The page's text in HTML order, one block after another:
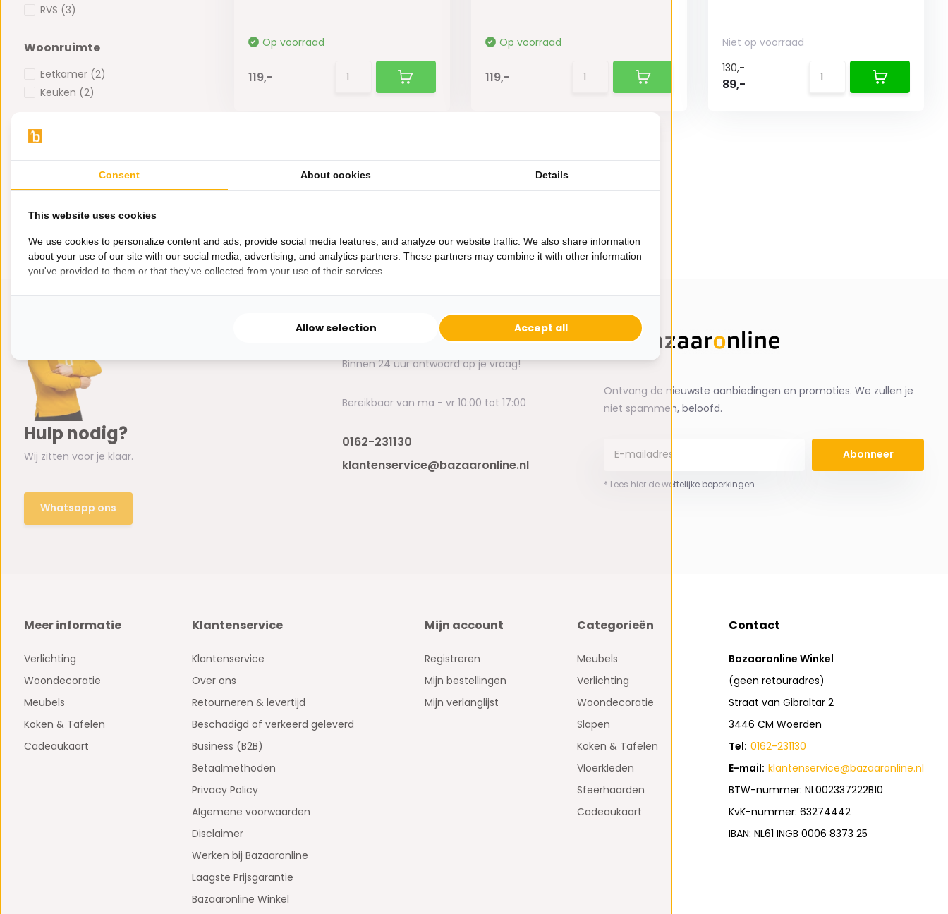
RVS (3)
Woonruimte
Eetkamer (2)
Keuken (2)
Prijs
-
Op voorraad
119,-
Op voorraad
119,-
Niet op voorraad
130,-
89,-
Hulp nodig?
Wij zitten voor je klaar.
Whatsapp ons
Heb je een vraag?
Binnen 24 uur antwoord op je vraag!
Bereikbaar van ma - vr 10:00 tot 17:00
0162-231130
klantenservice@bazaaronline.nl
Ontvang de nieuwste aanbiedingen en promoties. We zullen je
niet spammen, beloofd.
Abonneer
* Lees hier de wettelijke beperkingen
Meer informatie
Verlichting
Woondecoratie
Meubels
Koken & Tafelen
Cadeaukaart
Klantenservice
Klantenservice
Over ons
Retourneren & levertijd
Beschadigd of verkeerd geleverd
Business (B2B)
Betaalmethoden
Privacy Policy
Algemene voorwaarden
Disclaimer
Werken bij Bazaaronline
Laagste Prijsgarantie
Bazaaronline Winkel
Mijn account
Registreren
Mijn bestellingen
Mijn verlanglijst
Categorieën
Meubels
Verlichting
Woondecoratie
Slapen
Koken & Tafelen
Vloerkleden
Sfeerhaarden
Cadeaukaart
Contact
Bazaaronline Winkel
(geen retouradres)
Straat van Gibraltar 2
3446 CM Woerden
Tel: 0162-231130
E-mail: klantenservice@bazaaronline.nl
BTW-nummer: NL002337222B10
KvK-nummer: 63274442
IBAN: NL61 INGB 0006 8373 25
Consent About cookies Details
This website uses cookies
We use cookies to personalize content and ads, provide social media features, and analyze our website traffic. We also share information
about your use of our site with our social media, advertising, and analytics partners. These partners may combine it with other information
you've provided to them or that they've collected from your use of their services.
Allow selection Accept all